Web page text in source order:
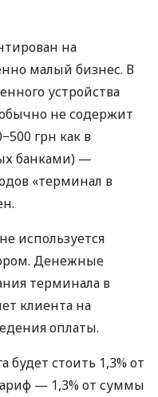
на
малый бизнес. В
устройства
не содержит
грн как в
банками) —
«терминал в
используется
Денежные
терминала в
клиента на
оплаты.
будет стоить 1,3% от
— 1,3% от суммы